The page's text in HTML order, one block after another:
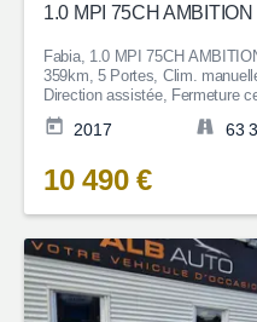
1.0 MPI 75CH AMBITION
Fabia, 1.0 MPI 75CH
359km, 5 Portes, Clim.
Direction assistée, Fermeture
Garantie 6 mois, 10 490€
2017 63
10 490 €